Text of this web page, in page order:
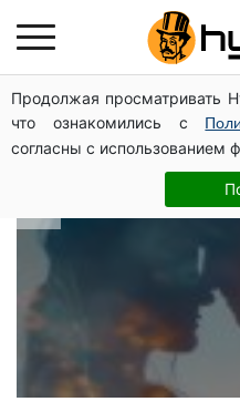
Продолжая просматривать
что ознакомились с
согласны с использованием
В які дати
чоловіки: краще
щоб потім не